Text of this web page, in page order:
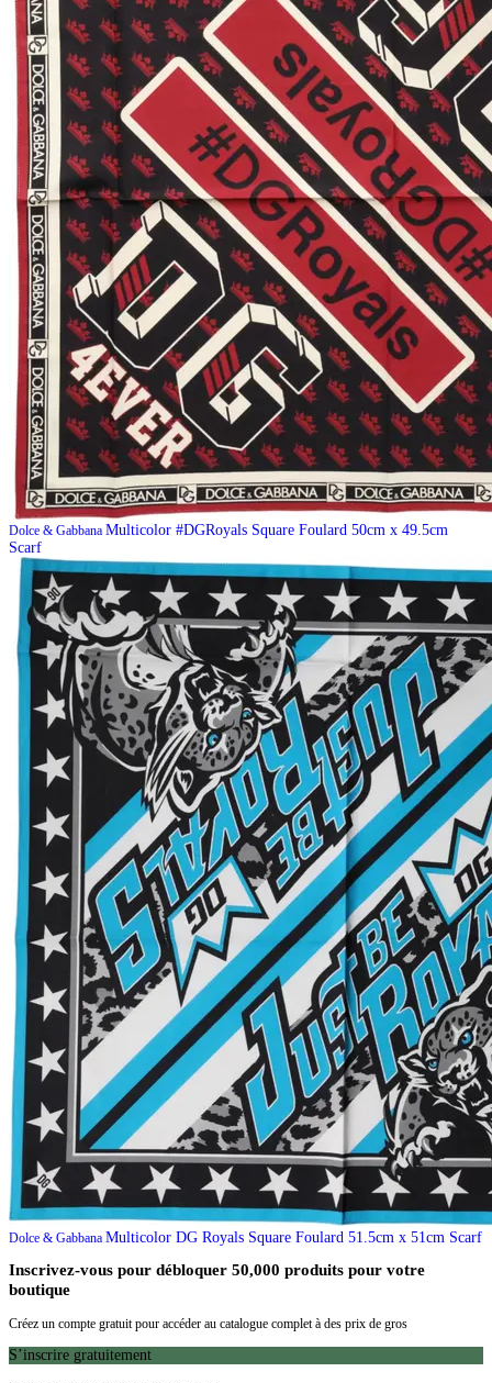
Dolce & Gabbana Multicolor #DGRoyals Square Foulard 50cm x 49.5cm
Scarf
Dolce & Gabbana Multicolor DG Royals Square Foulard 51.5cm x 51cm Scarf
Inscrivez-vous pour débloquer 50,000 produits pour votre
boutique
Créez un compte gratuit pour accéder au catalogue complet à des prix de gros
S’inscrire gratuitement